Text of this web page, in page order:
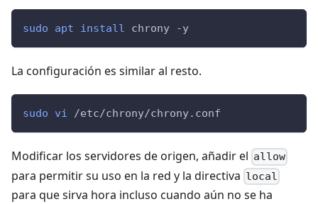
sudo apt install chrony -y
La configuración es similar al resto.
sudo vi /etc/chrony/chrony.conf
Modificar los servidores de origen, añadir el allow
para permitir su uso en la red y la directiva local
para que sirva hora incluso cuando aún no se ha